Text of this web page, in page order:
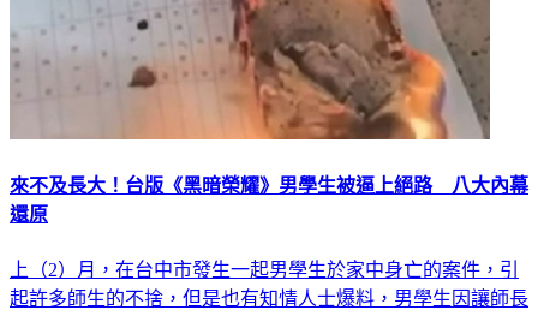
來不及長大！台版《黑暗榮耀》男學生被逼上絕路 八大內幕
還原
上（2）月，在台中市發生一起男學生於家中身亡的案件，引
起許多師生的不捨，但是也有知情人士爆料，男學生因讓師長